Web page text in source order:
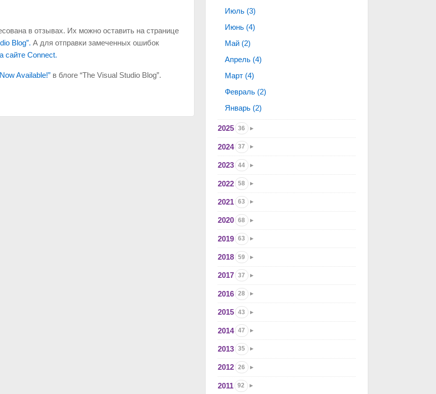
в отзывах. Их можно оставить на странице
Blog”. А для отправки замеченных ошибок
сайте Connect.
Available!”в блоге “The Visual Studio Blog”.
Июль (3)
Июнь (4)
Май (2)
Апрель (4)
Март (4)
Февраль (2)
Январь (2)
2025 36
2024 37
2023 44
2022 58
2021 63
2020 68
2019 63
2018 59
2017 37
2016 28
2015 43
2014 47
2013 35
2012 26
2011 92